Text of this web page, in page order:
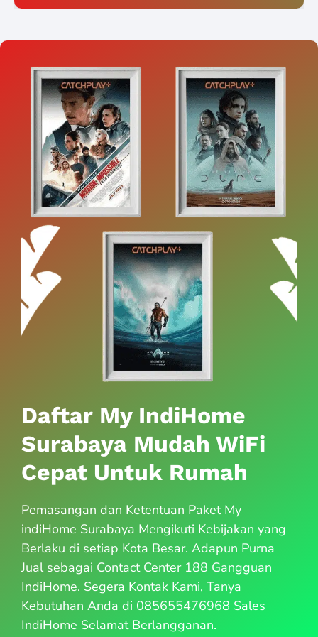
Daftar My IndiHome
Surabaya Mudah WiFi
Cepat Untuk Rumah
Pemasangan dan Ketentuan Paket My
indiHome Surabaya Mengikuti Kebijakan yang
Berlaku di setiap Kota Besar. Adapun Purna
Jual sebagai Contact Center 188 Gangguan
IndiHome. Segera Kontak Kami, Tanya
Kebutuhan Anda di 085655476968 Sales
IndiHome Selamat Berlangganan.